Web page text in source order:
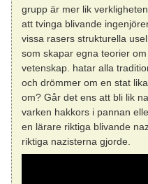
grupp är mer lik
att tvinga blivande
vissa rasers strukturella
som skapar egna teorier
vetenskap. hatar alla
och drömmer om en stat
om? Går det ens att bli lik
varken hakkors i pannan
en lärare riktiga blivande
riktiga nazisterna gjorde.